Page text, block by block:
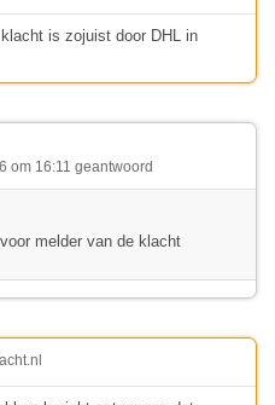
is zojuist door DHL in
om 16:11 geantwoord
melder van de klacht